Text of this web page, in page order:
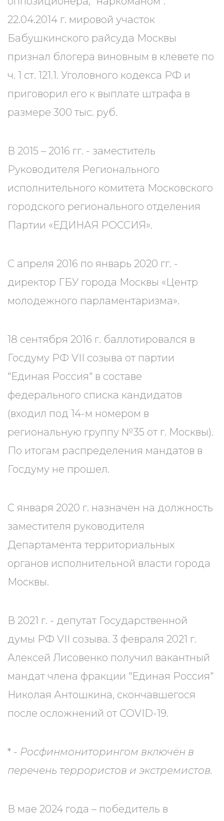
22.04.2014 г. мировой участок
Бабушкинского райсуда Москвы
признал блогера виновным в клевете по
ч. 1 ст. 121.1. Уголовного кодекса РФ и
приговорил его к выплате штрафа в
размере 300 тыс. руб.
В 2015 – 2016 гг. - заместитель
Руководителя Регионального
исполнительного комитета Московского
городского регионального отделения
Партии «ЕДИНАЯ РОССИЯ».
С апреля 2016 по январь 2020 гг. -
директор ГБУ города Москвы «Центр
молодежного парламентаризма».
18 сентября 2016 г. баллотировался в
Госдуму РФ VII созыва от партии
"Единая Россия" в составе
федерального списка кандидатов
(входил под 14-м номером в
региональную группу №35 от г. Москвы).
По итогам распределения мандатов в
Госдуму не прошел.
С января 2020 г. назначен на должность
заместителя руководителя
Департамента территориальных
органов исполнительной власти города
Москвы.
В 2021 г. - депутат Государственной
думы РФ VII созыва. 3 февраля 2021 г.
Алексей Лисовенко получил вакантный
мандат члена фракции "Единая Россия"
Николая Антошкина, скончавшегося
после осложнений от COVID-19.
* - Росфинмониторингом включён в
перечень террористов и экстремистов.
В мае 2024 года – победитель в